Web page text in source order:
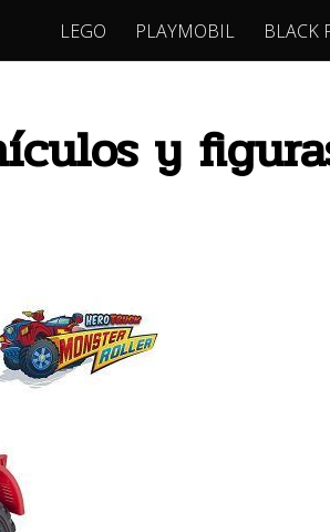
LEGO PLAYMOBIL BLACK
y